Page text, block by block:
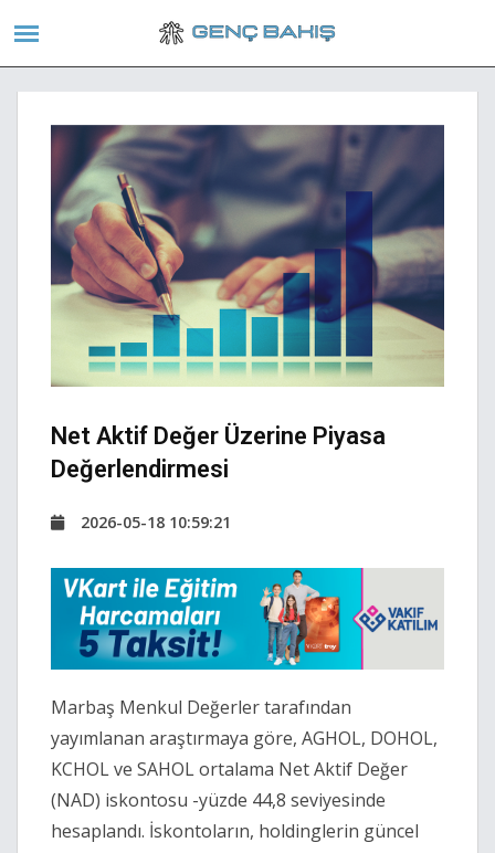
Net Aktif Değer Üzerine Piyasa
Değerlendirmesi
2026-05-18 10:59:21
Marbaş Menkul Değerler tarafından
yayımlanan araştırmaya göre, AGHOL, DOHOL,
KCHOL ve SAHOL ortalama Net Aktif Değer
(NAD) iskontosu -yüzde 44,8 seviyesinde
hesaplandı. İskontoların, holdinglerin güncel